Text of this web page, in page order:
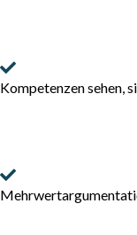
Kompetenzen sehen,